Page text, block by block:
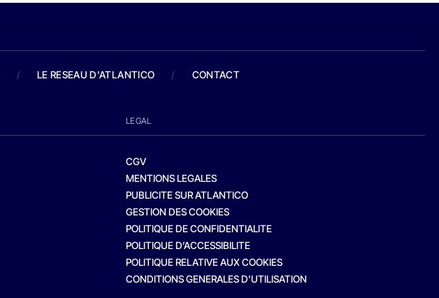
/ LE RESEAU D'ATLANTICO / CONTACT
LEGAL
CGV
MENTIONS LEGALES
PUBLICITE SUR ATLANTICO
GESTION DES COOKIES
POLITIQUE DE CONFIDENTIALITE
POLITIQUE D’ACCESSIBILITE
POLITIQUE RELATIVE AUX COOKIES
CONDITIONS GENERALES D’UTILISATION